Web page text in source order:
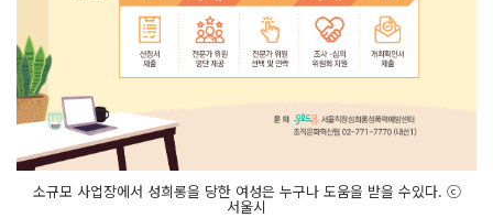
소규모 사업장에서 성희롱을 당한 여성은 누구나 도움을 받을 수있다. ⓒ
서울시